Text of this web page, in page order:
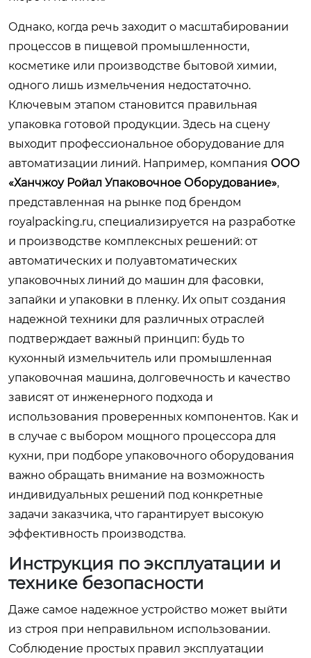
Однако, когда речь заходит о масштабировании
процессов в пищевой промышленности,
косметике или производстве бытовой химии,
одного лишь измельчения недостаточно.
Ключевым этапом становится правильная
упаковка готовой продукции. Здесь на сцену
выходит профессиональное оборудование для
автоматизации линий. Например, компания ООО
«Ханчжоу Ройал Упаковочное Оборудование»,
представленная на рынке под брендом
royalpacking.ru, специализируется на разработке
и производстве комплексных решений: от
автоматических и полуавтоматических
упаковочных линий до машин для фасовки,
запайки и упаковки в пленку. Их опыт создания
надежной техники для различных отраслей
подтверждает важный принцип: будь то
кухонный измельчитель или промышленная
упаковочная машина, долговечность и качество
зависят от инженерного подхода и
использования проверенных компонентов. Как и
в случае с выбором мощного процессора для
кухни, при подборе упаковочного оборудования
важно обращать внимание на возможность
индивидуальных решений под конкретные
задачи заказчика, что гарантирует высокую
эффективность производства.
Инструкция по эксплуатации и
технике безопасности
Даже самое надежное устройство может выйти
из строя при неправильном использовании.
Соблюдение простых правил эксплуатации